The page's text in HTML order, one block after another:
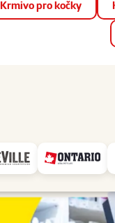
📱 Stáhněte si
Krmivo pro kočky